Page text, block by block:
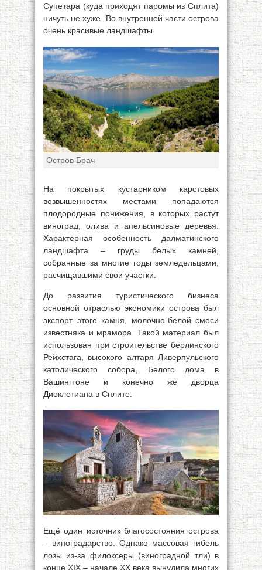
Супетара (куда приходят паромы из Сплита)
ничуть не хуже. Во внутренней части острова
очень красивые ландшафты.
Остров Брач
На покрытых кустарником карстовых
возвышенностях местами попадаются
плодородные понижения, в которых растут
виноград, олива и апельсиновые деревья.
Характерная особенность далматинского
ландшафта – груды белых камней,
собранные за многие годы земледельцами,
расчищавшими свои участки.
До развития туристического бизнеса
основной отраслью экономики острова был
экспорт этого камня, молочно-белой смеси
известняка и мрамора. Такой материал был
использован при строительстве берлинского
Рейхстага, высокого алтаря Ливерпульского
католического собора, Белого дома в
Вашингтоне и конечно же дворца
Диоклетиана в Сплите.
Ещё один источник благосостояния острова
– виноградарство. Однако массовая гибель
лозы из-за филоксеры (виноградной тли) в
конце XIX – начале XX века вынудила многих